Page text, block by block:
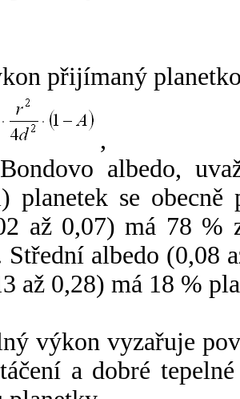
přijímaný
,
albedo,
planetek se
až 0,07) má 78 %
Střední albedo (0,08
až 0,28) má 18 %
výkon vyzařuje
a dobré